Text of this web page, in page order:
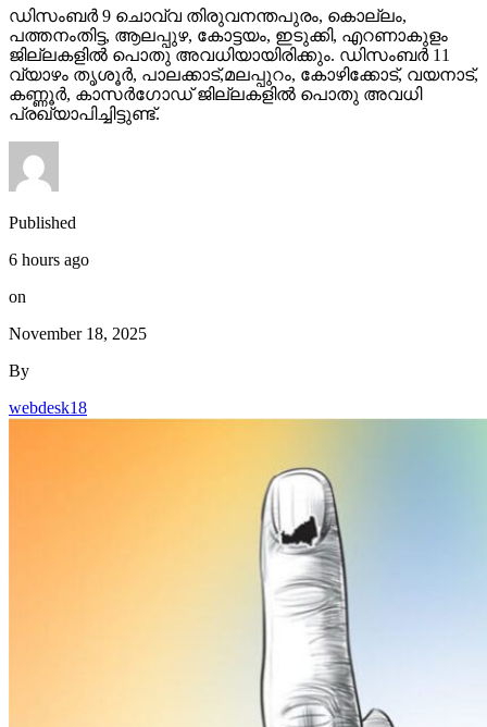
ഡിസംബര്‍ 9 ചൊവ്വ തിരുവനന്തപുരം, കൊല്ലം,
പത്തനംതിട്ട, ആലപ്പുഴ, കോട്ടയം, ഇടുക്കി, എറണാകുളം
ജില്ലകളില്‍ പൊതു അവധിയായിരിക്കും. ഡിസംബര്‍ 11
വ്യാഴം തൃശൂര്‍, പാലക്കാട്,മലപ്പുറം, കോഴിക്കോട്, വയനാട്,
കണ്ണൂര്‍, കാസര്‍ഗോഡ് ജില്ലകളില്‍ പൊതു അവധി
പ്രഖ്യാപിച്ചിട്ടുണ്ട്.
Published
6 hours ago
on
November 18, 2025
By
webdesk18